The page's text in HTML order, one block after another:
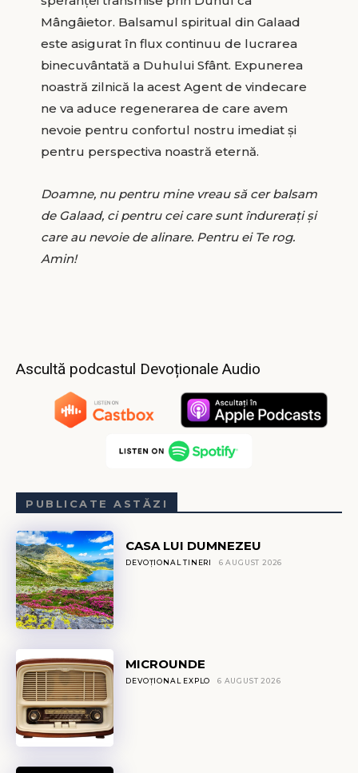
Mângâietor. Balsamul spiritual din Galaad
este asigurat în flux continuu de lucrarea
binecuvântată a Duhului Sfânt. Expunerea
noastră zilnică la acest Agent de vindecare
ne va aduce regenerarea de care avem
nevoie pentru confortul nostru imediat și
pentru perspectiva noastră eternă.
Doamne, nu pentru mine vreau să cer balsam
de Galaad, ci pentru cei care sunt îndurerați și
care au nevoie de alinare. Pentru ei Te rog.
Amin!
Ascultă podcastul Devoționale Audio
PUBLICATE ASTĂZI
CASA LUI DUMNEZEU
DEVOȚIONAL TINERI 6 AUGUST 2026
MICROUNDE
DEVOȚIONAL EXPLO 6 AUGUST 2026